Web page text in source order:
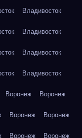
Владивосток
Владивосток
Владивосток
Владивосток
Воронеж Воронеж
Воронеж Воронеж
Воронеж Воронеж